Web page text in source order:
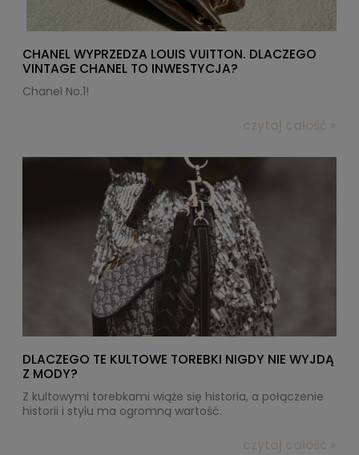
CHANEL WYPRZEDZA LOUIS VUITTON. DLACZEGO
VINTAGE CHANEL TO INWESTYCJA?
Chanel No.1!
czytaj całość »
DLACZEGO TE KULTOWE TOREBKI NIGDY NIE WYJDĄ
Z MODY?
Z kultowymi torebkami wiąże się historia, a połączenie
historii i stylu ma ogromną wartość.
czytaj całość »